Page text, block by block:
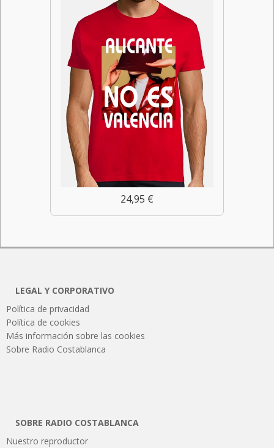
24,95 €
LEGAL Y CORPORATIVO
Política de privacidad
Política de cookies
Más información sobre las cookies
Sobre Radio Costablanca
SOBRE RADIO COSTABLANCA
Nuestro reproductor